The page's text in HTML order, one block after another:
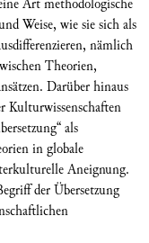
Weise, wie sie sich als
nämlich
Theorien,
Darüber hinaus
Kulturwissenschaften
als
in globale
Aneignung.
der Übersetzung